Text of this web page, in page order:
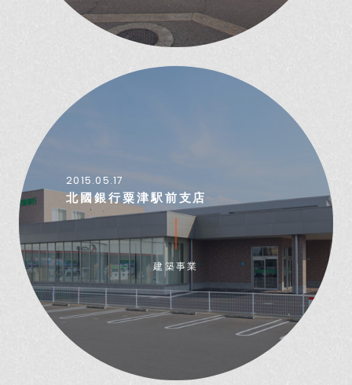
2015.05.17
北國銀行粟津駅前支店
建築事業